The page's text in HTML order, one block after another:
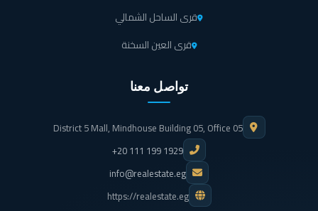
قرى الساحل الشمالي
قرى العين السخنة
تواصل معنا
District 5 Mall, Mindhouse Building 05, Office 05
+20 111 199 1929
info@realestate.eg
https://realestate.eg